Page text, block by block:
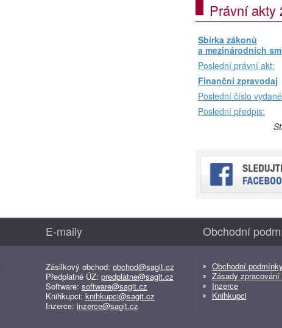
Právní akty
Sbírka zákonů
a mezinárodních
Poslední právní akt:
Finanční zpravodaj
Poslední číslo
Poslední předpis:
E-maily
Zásilkový obchod: obchod@sagit.cz
Předplatné ÚZ: predplatne@sagit.cz
Software: software@sagit.cz
Knihkupci: knihkupci@sagit.cz
Inzerce: inzerce@sagit.cz
Obchodní
Obchodní podmínky
Zásady
Inzerce
Knihkupci